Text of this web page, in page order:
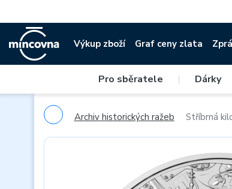
Výkup zboží Graf ceny zlata
Pro sběratele | Dárky
Archiv historických ražeb Stříbrná